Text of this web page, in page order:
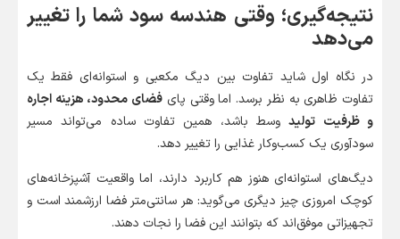
نتیجه‌گیری؛ وقتی هندسه سود شما را تغییر
می‌دهد
در نگاه اول شاید تفاوت بین دیگ مکعبی و استوانه‌ای فقط یک
تفاوت ظاهری به نظر برسد. اما وقتی پای فضای محدود، هزینه اجاره
و ظرفیت تولیدوسط باشد، همین تفاوت ساده می‌تواند مسیر
سودآوری یک کسب‌وکار غذایی را تغییر دهد.
دیگ‌های استوانه‌ای هنوز هم کاربرد دارند، اما واقعیت آشپزخانه‌های
کوچک امروزی چیز دیگری می‌گوید: هر سانتی‌متر فضا ارزشمند است و
تجهیزاتی موفق‌اند که بتوانند این فضا را نجات دهند.